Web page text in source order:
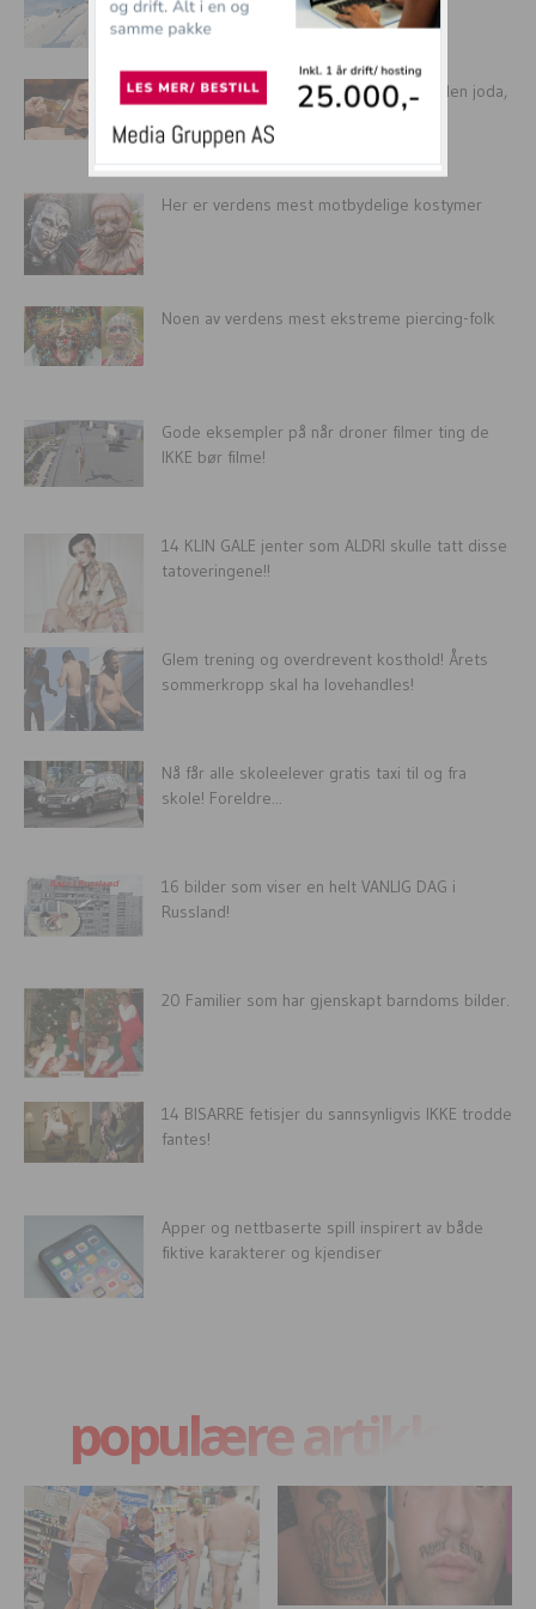
10 menn du ALDRI trodde eksisterte! Men joda,
Her er verdens mest motbydelige kostymer
Noen av verdens mest ekstreme piercing-folk
Gode eksempler på når droner filmer ting de
IKKE bør filme!
14 KLIN GALE jenter som ALDRI skulle tatt disse
tatoveringene!!
Glem trening og overdrevent kosthold! Årets
sommerkropp skal ha lovehandles!
Nå får alle skoleelever gratis taxi til og fra
skole! Foreldre...
16 bilder som viser en helt VANLIG DAG i
Russland!
20 Familier som har gjenskapt barndoms bilder.
14 BISARRE fetisjer du sannsynligvis IKKE trodde
fantes!
Apper og nettbaserte spill inspirert av både
fiktive karakterer og kjendiser
populære artikler